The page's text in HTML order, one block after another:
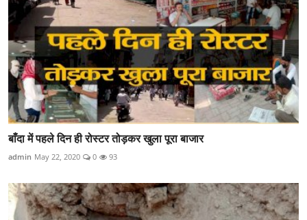
बाँदा में पहले दिन ही रोस्टर तोड़कर खुला पूरा बाजार
admin May 22, 2020 0 93